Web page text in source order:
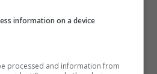
portandosi via
passeggeri.
information on a device
processed and information from